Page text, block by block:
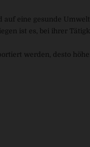
eine gesunde
ist es, bei ihrer
werden, desto